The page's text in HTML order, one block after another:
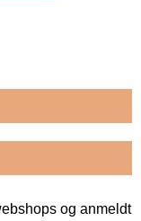
og anmeldt